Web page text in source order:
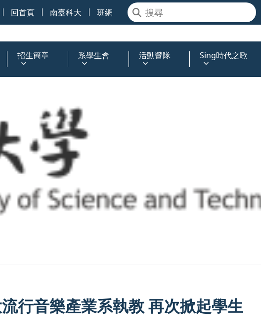
回首頁 南臺科大 班網
招生簡章 系學生會 活動營隊 Sing時代之歌
行音樂產業系執教 再次掀起學生